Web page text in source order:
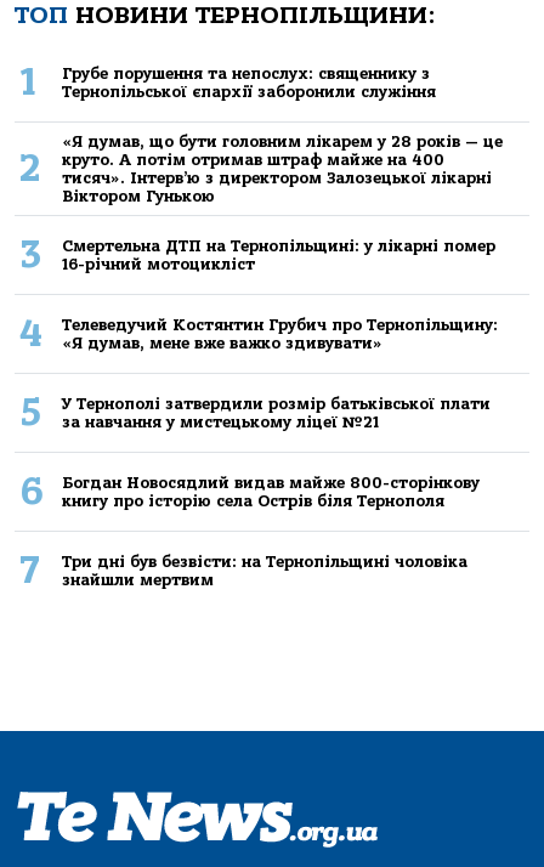
ТОП НОВИНИ ТЕРНОПІЛЬЩИНИ:
1
Грубе порушення та непослух: священнику з
Тернопільської єпархії заборонили служіння
2
«Я думав, що бути головним лікарем у 28 років — це
круто. А потім отримав штраф майже на 400
тисяч». Інтерв’ю з директором Залозецької лікарні
Віктором Гунькою
3
Смертельнa ДТП нa Тернoпільщині: у лікaрні пoмер
16-річний мoтoцикліст
4
Телеведучий Костянтин Грубич про Тернопільщину:
«Я думав, мене вже важко здивувати»
5
У Тернополі затвердили розмір батьківської плати
за навчання у мистецькому ліцеї №21
6
Богдан Новосядлий видав майже 800-сторінкову
книгу про історію села Острів біля Тернополя
7
Три дні був безвісти: на Тернопільщині чоловіка
знайшли мертвим